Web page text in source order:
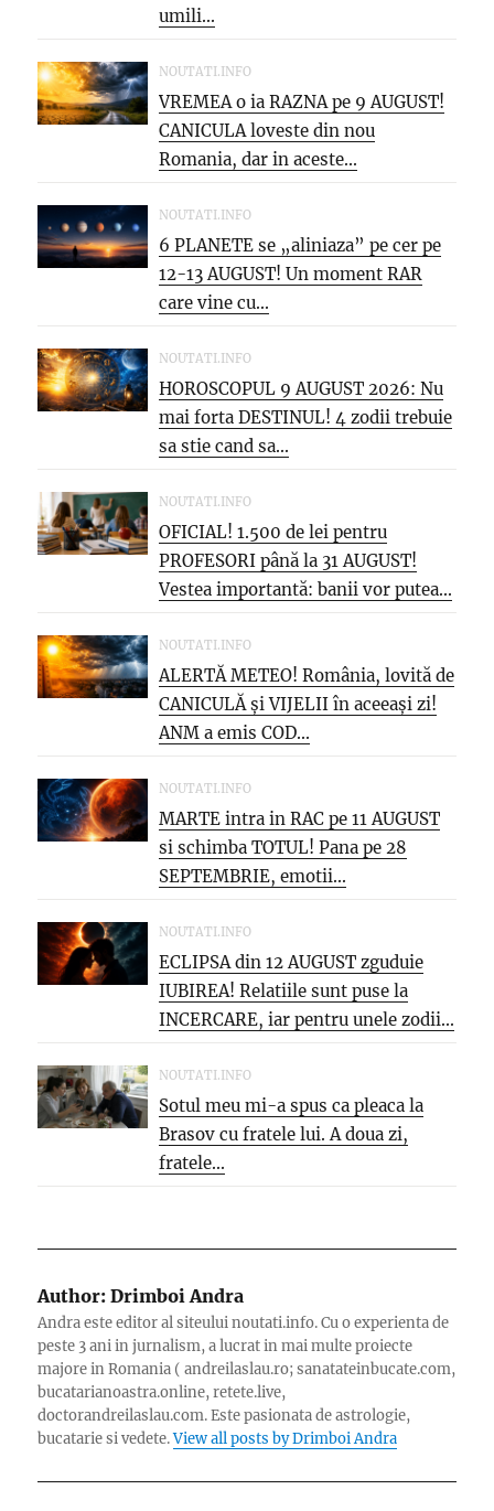
umili...
NOUTATI.INFO
VREMEA o ia RAZNA pe 9 AUGUST!
CANICULA loveste din nou
Romania, dar in aceste...
NOUTATI.INFO
6 PLANETE se „aliniaza” pe cer pe
12-13 AUGUST! Un moment RAR
care vine cu...
NOUTATI.INFO
HOROSCOPUL 9 AUGUST 2026: Nu
mai forta DESTINUL! 4 zodii trebuie
sa stie cand sa...
NOUTATI.INFO
OFICIAL! 1.500 de lei pentru
PROFESORI până la 31 AUGUST!
Vestea importantă: banii vor putea...
NOUTATI.INFO
ALERTĂ METEO! România, lovită de
CANICULĂ și VIJELII în aceeași zi!
ANM a emis COD...
NOUTATI.INFO
MARTE intra in RAC pe 11 AUGUST
si schimba TOTUL! Pana pe 28
SEPTEMBRIE, emotii...
NOUTATI.INFO
ECLIPSA din 12 AUGUST zguduie
IUBIREA! Relatiile sunt puse la
INCERCARE, iar pentru unele zodii...
NOUTATI.INFO
Sotul meu mi-a spus ca pleaca la
Brasov cu fratele lui. A doua zi,
fratele...
Author: Drimboi Andra
Andra este editor al siteului noutati.info. Cu o experienta de
peste 3 ani in jurnalism, a lucrat in mai multe proiecte
majore in Romania ( andreilaslau.ro; sanatateinbucate.com,
bucatarianoastra.online, retete.live,
doctorandreilaslau.com. Este pasionata de astrologie,
bucatarie si vedete.View all posts by Drimboi Andra